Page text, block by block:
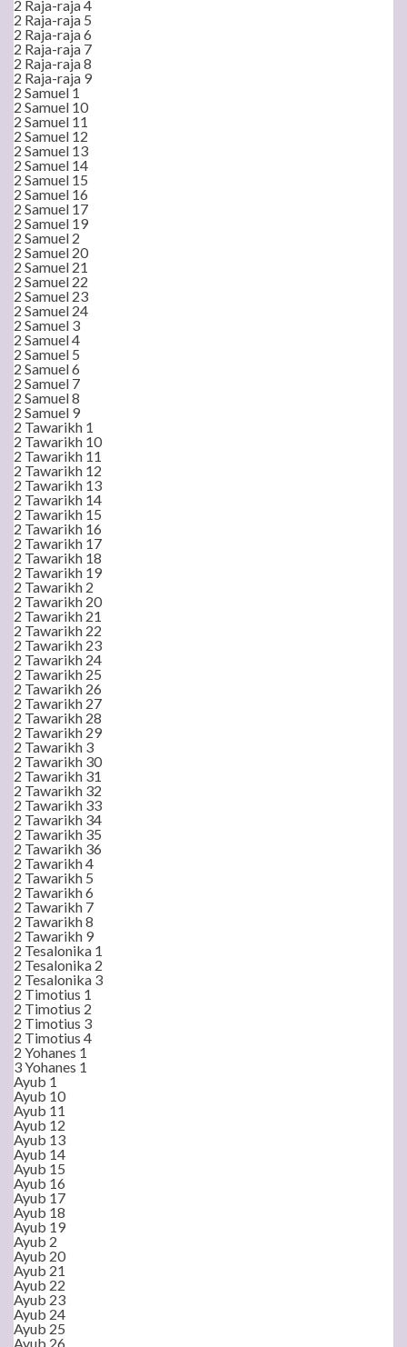
2 Raja-raja 4
2 Raja-raja 5
2 Raja-raja 6
2 Raja-raja 7
2 Raja-raja 8
2 Raja-raja 9
2 Samuel 1
2 Samuel 10
2 Samuel 11
2 Samuel 12
2 Samuel 13
2 Samuel 14
2 Samuel 15
2 Samuel 16
2 Samuel 17
2 Samuel 19
2 Samuel 2
2 Samuel 20
2 Samuel 21
2 Samuel 22
2 Samuel 23
2 Samuel 24
2 Samuel 3
2 Samuel 4
2 Samuel 5
2 Samuel 6
2 Samuel 7
2 Samuel 8
2 Samuel 9
2 Tawarikh 1
2 Tawarikh 10
2 Tawarikh 11
2 Tawarikh 12
2 Tawarikh 13
2 Tawarikh 14
2 Tawarikh 15
2 Tawarikh 16
2 Tawarikh 17
2 Tawarikh 18
2 Tawarikh 19
2 Tawarikh 2
2 Tawarikh 20
2 Tawarikh 21
2 Tawarikh 22
2 Tawarikh 23
2 Tawarikh 24
2 Tawarikh 25
2 Tawarikh 26
2 Tawarikh 27
2 Tawarikh 28
2 Tawarikh 29
2 Tawarikh 3
2 Tawarikh 30
2 Tawarikh 31
2 Tawarikh 32
2 Tawarikh 33
2 Tawarikh 34
2 Tawarikh 35
2 Tawarikh 36
2 Tawarikh 4
2 Tawarikh 5
2 Tawarikh 6
2 Tawarikh 7
2 Tawarikh 8
2 Tawarikh 9
2 Tesalonika 1
2 Tesalonika 2
2 Tesalonika 3
2 Timotius 1
2 Timotius 2
2 Timotius 3
2 Timotius 4
2 Yohanes 1
3 Yohanes 1
Ayub 1
Ayub 10
Ayub 11
Ayub 12
Ayub 13
Ayub 14
Ayub 15
Ayub 16
Ayub 17
Ayub 18
Ayub 19
Ayub 2
Ayub 20
Ayub 21
Ayub 22
Ayub 23
Ayub 24
Ayub 25
Ayub 26